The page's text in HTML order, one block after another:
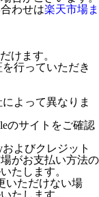
わせは楽天市場ま
けます。
行っていただき
よって異なりま
のサイトをご確認
よびクレジット
がお支払い方法の
たします。
いただけない場
たします。